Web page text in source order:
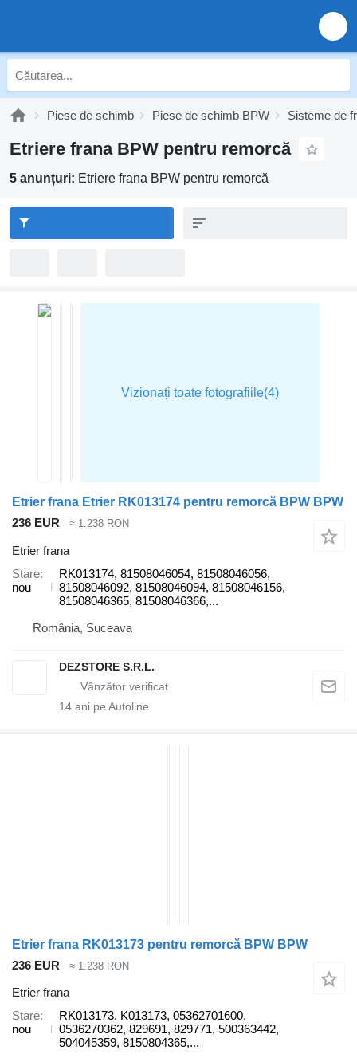
Piese de schimb Piese de schimb BPW Sisteme de
Etriere frana BPW pentru remorcă
5 anunțuri: Etriere frana BPW pentru remorcă
Etrier frana Etrier RK013174 pentru remorcă BPW BPW
236 EUR
≈ 1.238 RON
Etrier frana
Stare
nou
RK013174, 81508046054, 81508046056,
81508046092, 81508046094, 81508046156,
81508046365, 81508046366,...
România, Suceava
DEZSTORE S.R.L.
14 ani pe Autoline
Etrier frana RK013173 pentru remorcă BPW BPW
236 EUR
≈ 1.238 RON
Etrier frana
Stare
nou
RK013173, K013173, 05362701600,
0536270362, 829691, 829771, 500363442,
504045359, 8150804365,...